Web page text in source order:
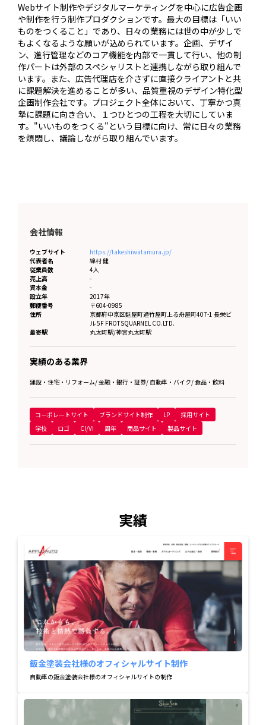
Webサイト制作やデジタルマーケティングを中心に広告企画
や制作を行う制作プロダクションです。最大の目標は「いい
ものをつくること」であり、日々の業務には世の中が少しで
もよくなるような願いが込められています。企画、デザイ
ン、進行管理などのコア機能を内部で一貫して行い、他の制
作パートは外部のスペシャリストと連携しながら取り組んで
います。また、広告代理店を介さずに直接クライアントと共
に課題解決を進めることが多い、品質重視のデザイン特化型
企画制作会社です。プロジェクト全体において、丁寧かつ真
摯に課題に向き合い、１つひとつの工程を大切にしていま
す。"いいものをつくる"という目標に向け、常に日々の業務
を煩悶し、議論しながら取り組んでいます。
会社情報
ウェブサイト
https://takeshiwatamura.jp/
代表者名
綿村 健
従業員数
4人
売上高
-
資本金
-
設立年
2017年
郵便番号
〒604-0985
住所
京都府中京区麩屋町通竹屋町上る舟屋町407-1 長栄ビ
ル 5F FROTSQUARNEL CO.LTD.
最寄駅
丸太町駅/神宮丸太町駅
実績のある業界
建設・住宅・リフォーム/金融・銀行・証券/自動車・バイク/食品・飲料
コーポレートサイト ブランドサイト制作 LP
採用サイト
学校
ロゴ CI/VI 周年 商品サイト 製品サイト
実績
鈑金塗装会社様のオフィシャルサイト制作
自動車の鈑金塗装会社様のオフィシャルサイトの制作